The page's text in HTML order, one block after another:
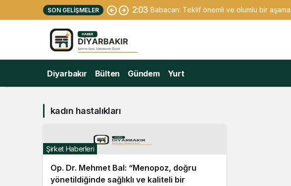
SON GELIŞMELER 2:03 Babacan: Teklif önemli ve olumlu bir
Diyarbakır Bülten Gündem Yurt
kadın hastalıkları
Op. Dr. Mehmet Bal: “Menopoz, doğru
yönetildiğinde sağlıklı ve kaliteli bir
Şirket Haberleri